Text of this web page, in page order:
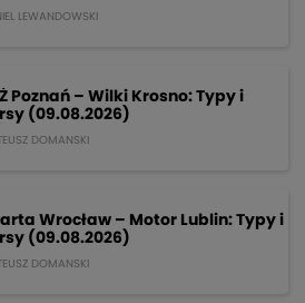
LEWANDOWSKI
Poznań – Wilki Krosno: Typy i
(09.08.2026)
DOMANSKI
Wrocław – Motor Lublin: Typy i
(09.08.2026)
DOMANSKI